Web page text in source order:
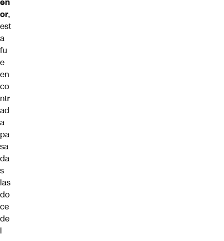
or,
est
a
fu
e
en
co
ntr
ad
a
pa
sa
da
s
las
do
ce
de
l